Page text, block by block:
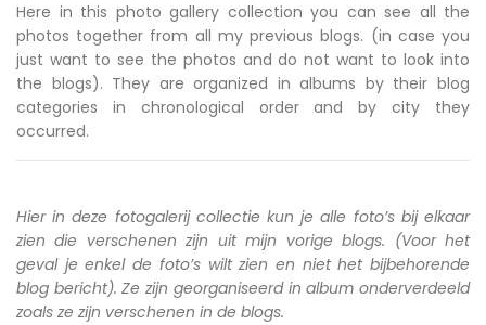
Here in this photo gallery collection you can see all the
photos together from all my previous blogs. (in case you
just want to see the photos and do not want to look into
the blogs). They are organized in albums by their blog
categories in chronological order and by city they
occurred.
Hier in deze fotogalerij collectie kun je alle foto’s bij elkaar
zien die verschenen zijn uit mijn vorige blogs. (Voor het
geval je enkel de foto’s wilt zien en niet het bijbehorende
blog bericht). Ze zijn georganiseerd in album onderverdeeld
zoals ze zijn verschenen in de blogs.